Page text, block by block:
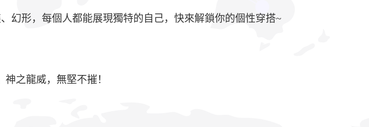
幻形，每個人都能展現獨特的自己，快來解鎖你的個性穿搭~
之龍威，無堅不摧！